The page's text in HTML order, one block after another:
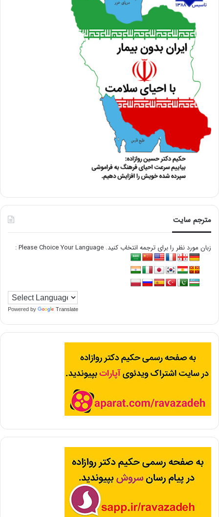
مترجم سایت
زبان مورد نظر را برای ترجمه انتخاب کنید. Please Choice Your Language :
Powered by Translate